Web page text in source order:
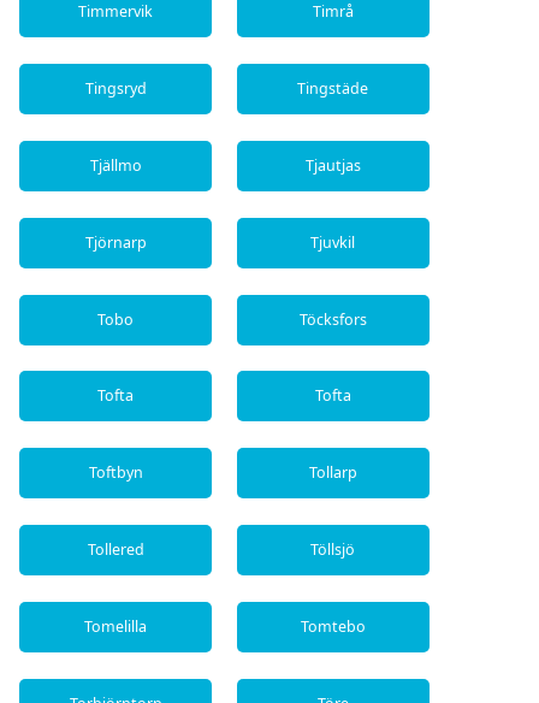
Timmervik Timrå
Tingsryd Tingstäde
Tjällmo Tjautjas
Tjörnarp Tjuvkil
Tobo Töcksfors
Tofta Tofta
Toftbyn Tollarp
Tollered Töllsjö
Tomelilla Tomtebo